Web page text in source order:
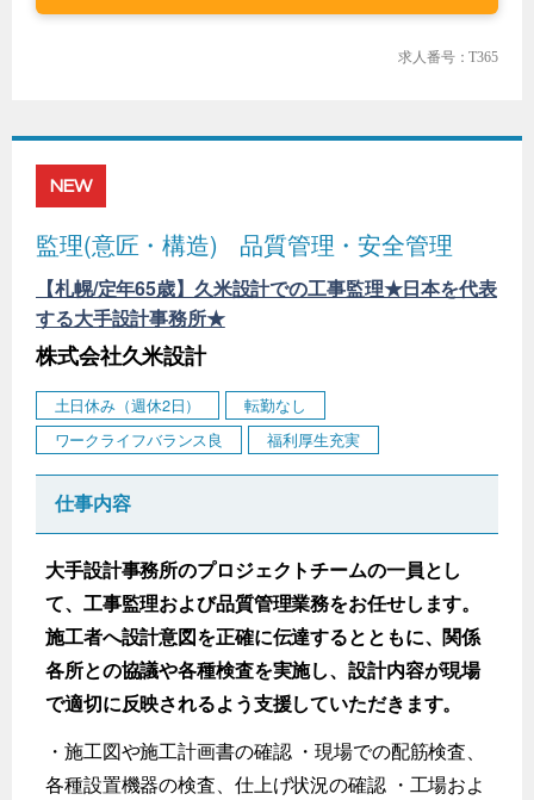
求人番号：T365
NEW
監理(意匠・構造) 品質管理・安全管理
【札幌/定年65歳】久米設計での工事監理★日本を代表
する大手設計事務所★
株式会社久米設計
土日休み（週休2日）
転勤なし
ワークライフバランス良
福利厚生充実
仕事内容
大手設計事務所のプロジェクトチームの一員とし
て、工事監理および品質管理業務をお任せします。
施工者へ設計意図を正確に伝達するとともに、関係
各所との協議や各種検査を実施し、設計内容が現場
で適切に反映されるよう支援していただきます。
・施工図や施工計画書の確認 ・現場での配筋検査、
各種設置機器の検査、仕上げ状況の確認 ・工場およ